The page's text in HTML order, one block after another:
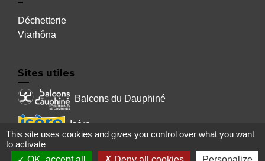
Déchetterie
Viarhôna
Sites utiles
Balcons du Dauphiné
Isère
Auvergne Rhône Alpes
This site uses cookies and gives you control over what you want
to activate